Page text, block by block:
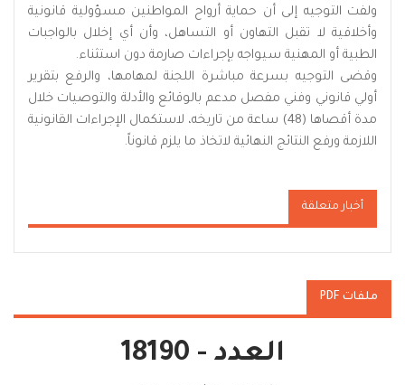
ولفت التوجيه إلى أن حماية أرواح المواطنين مسؤولية قانونية
وأخلاقية لا تقبل التهاون أو التساهل، وأن أي إخلال بالواجبات
الطبية أو المهنية سيواجه بإجراءات صارمة دون استثناء.
وقضى التوجيه بسرعة مباشرة اللجنة لمهامها، والرفع بتقرير
أولي قانوني وفني مفصل مدعم بالوقائع والأدلة والتوصيات خلال
مدة أقصاها (48) ساعة من تاريخه، لاستكمال الإجراءات القانونية
اللازمة ورفع النتائج النهائية لاتخاذ ما يلزم قانوناً.
أخبار متعلقة
ملفات PDF
العدد - 18190